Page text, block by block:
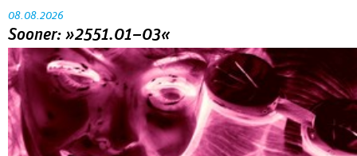
08.08.2026
Sooner: »2551.01–03«